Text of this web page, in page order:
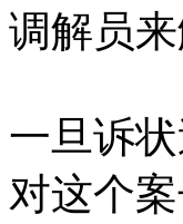
调解员来
一旦诉
对这个